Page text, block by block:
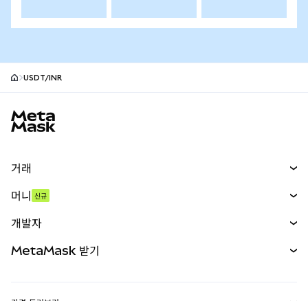
USDT/INR
거래
무기한 선물
실물자산
머니 신규
개발자
MetaMask 받기